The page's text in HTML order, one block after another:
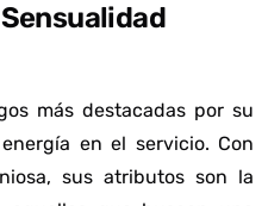
más destacadas por su
en el servicio. Con
sus atributos son la